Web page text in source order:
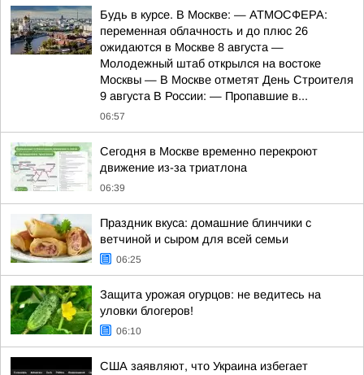
Будь в курсе. В Москве: — АТМОСФЕРА:
переменная облачность и до плюс 26
ожидаются в Москве 8 августа —
Молодежный штаб открылся на востоке
Москвы — В Москве отметят День Строителя
9 августа В России: — Пропавшие в...
06:57
Сегодня в Москве временно перекроют
движение из-за триатлона
06:39
Праздник вкуса: домашние блинчики с
ветчиной и сыром для всей семьи
06:25
Защита урожая огурцов: не ведитесь на
уловки блогеров!
06:10
США заявляют, что Украина избегает